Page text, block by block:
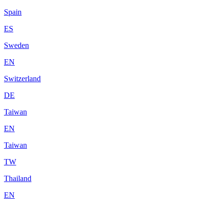
Spain
ES
Sweden
EN
Switzerland
DE
Taiwan
EN
Taiwan
TW
Thailand
EN